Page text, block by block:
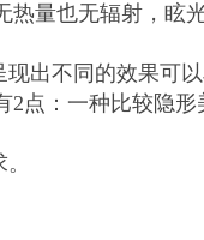
热量也无辐射，眩
出不同的效果可
2点：一种比较隐